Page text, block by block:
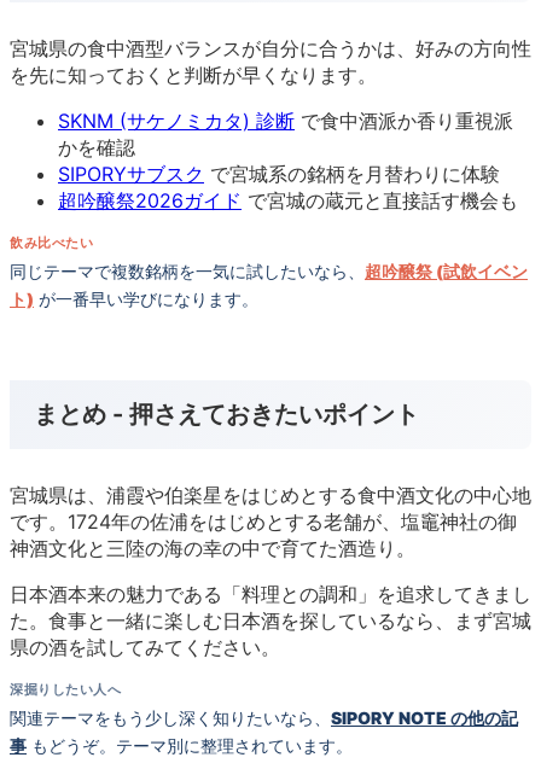
宮城県の食中酒型バランスが自分に合うかは、好みの方向性
を先に知っておくと判断が早くなります。
SKNM (サケノミカタ) 診断 で食中酒派か香り重視派
かを確認
SIPORYサブスク で宮城系の銘柄を月替わりに体験
超吟醸祭2026ガイド で宮城の蔵元と直接話す機会も
飲み比べたい
同じテーマで複数銘柄を一気に試したいなら、 超吟醸祭 (試飲イベン
ト) が一番早い学びになります。
まとめ - 押さえておきたいポイント
宮城県は、浦霞や伯楽星をはじめとする食中酒文化の中心地
です。1724年の佐浦をはじめとする老舗が、塩竈神社の御
神酒文化と三陸の海の幸の中で育てた酒造り。
日本酒本来の魅力である「料理との調和」を追求してきまし
た。食事と一緒に楽しむ日本酒を探しているなら、まず宮城
県の酒を試してみてください。
深掘りしたい人へ
関連テーマをもう少し深く知りたいなら、 SIPORY NOTE の他の記
事 もどうぞ。テーマ別に整理されています。